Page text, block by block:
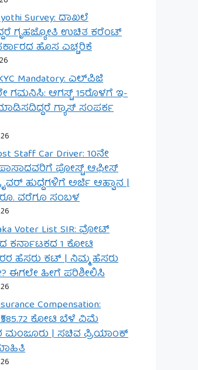
Survey: ದಾಖಲೆ
ಗೃಹಜ್ಯೋತಿ ಉಚಿತ ಕರೆಂಟ್
ಹೊಸ ಎಚ್ಚರಿಕೆ
Mandatory: ಎಲ್‌ಪಿಜಿ
ಗಮನಿಸಿ: ಆಗಸ್ಟ್ 15ರೊಳಗೆ ಇ-
ಗ್ಯಾಸ್ ಸಂಪರ್ಕ
Staff Car Driver: 10ನೇ
ಪೋಸ್ಟ್ ಆಫೀಸ್
ಹುದ್ದೆಗಳಿಗೆ ಅರ್ಜಿ ಆಹ್ವಾನ |
ರೂ. ವರೆಗೂ ಸಂಬಳ
Voter List SIR: ವೋಟ್
ಕರ್ನಾಟಕದ 1 ಕೋಟಿ
ಹೆಸರು ಕಟ್ | ನಿಮ್ಮ ಹೆಸರು
ಈಗಲೇ ಹೀಗೆ ಪರಿಶೀಲಿಸಿ
Compensation:
ಕೋಟಿ ಬೆಳೆ ವಿಮೆ
ಮಂಜೂರು | ಸಚಿವ ಪ್ರಿಯಾಂಕ್